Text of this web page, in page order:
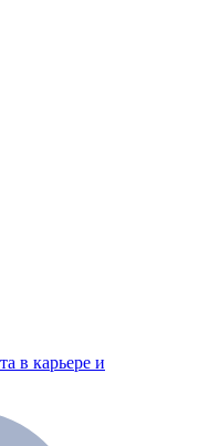
в карьере и